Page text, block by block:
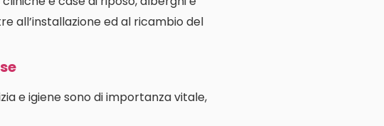
all’installazione ed al ricambio del
e igiene sono di importanza vitale,